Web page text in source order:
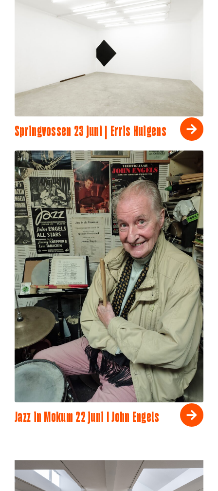
Springvossen 23 juni | Erris Huigens
Jazz in Mokum 22 juni I John Engels